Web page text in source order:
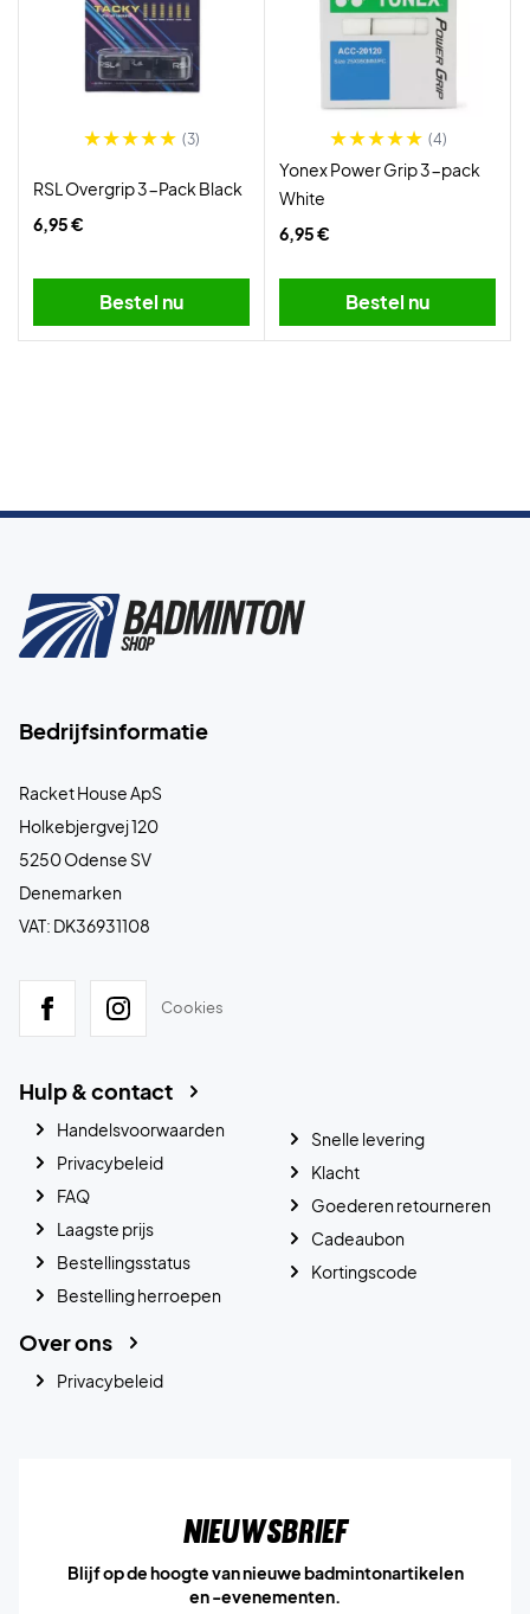
(3)
RSL Overgrip 3-Pack Black
6,95 €
Bestel nu
(4)
Yonex Power Grip 3-pack
White
6,95 €
Bestel nu
Bedrijfsinformatie
Racket House ApS
Holkebjergvej 120
5250 Odense SV
Denemarken
VAT: DK36931108
Cookies
Hulp & contact
Handelsvoorwaarden
Privacybeleid
FAQ
Laagste prijs
Bestellingsstatus
Bestelling herroepen
Snelle levering
Klacht
Goederen retourneren
Cadeaubon
Kortingscode
Over ons
Privacybeleid
Nieuwsbrief
Blijf op de hoogte van nieuwe badmintonartikelen
en -evenementen.